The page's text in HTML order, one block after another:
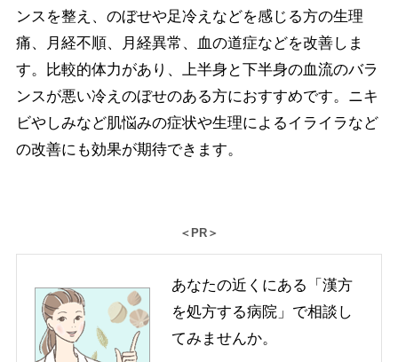
ンスを整え、のぼせや足冷えなどを感じる方の生理
痛、月経不順、月経異常、血の道症などを改善しま
す。比較的体力があり、上半身と下半身の血流のバラ
ンスが悪い冷えのぼせのある方におすすめです。ニキ
ビやしみなど肌悩みの症状や生理によるイライラなど
の改善にも効果が期待できます。
＜PR＞
あなたの近くにある「漢方
を処方する病院」で相談し
てみませんか。